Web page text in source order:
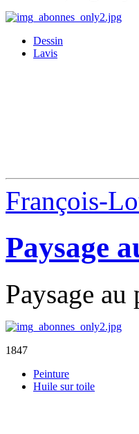
Dessin
Lavis
François-
Paysage
Paysage
1847
Peinture
Huile sur toile